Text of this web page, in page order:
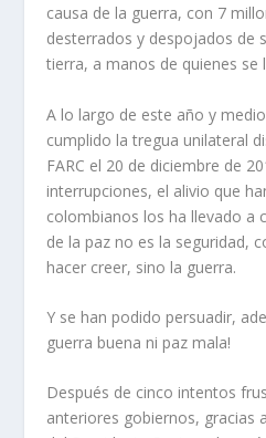
causa de la guerra, con 7
desterrados y despojados de
tierra, a manos de quienes se
A lo largo de este año y
cumplido la tregua unilateral
FARC el 20 de diciembre de
interrupciones, el alivio que
colombianos los ha llevado a
de la paz no es la seguridad,
hacer creer, sino la guerra.
Y se han podido persuadir,
guerra buena ni paz mala!
Después de cinco intentos
anteriores gobiernos, gracias